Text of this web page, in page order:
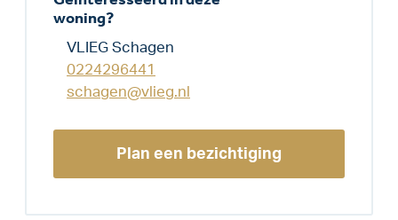
woning?
VLIEG Schagen
0224296441
schagen@vlieg.nl
Plan een bezichtiging